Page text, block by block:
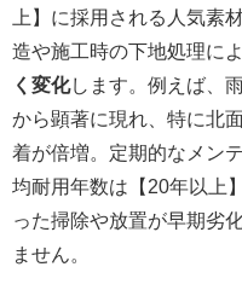
上】に採用される人気素
造や施工時の下地処理に
く変化します。例えば、
から顕著に現れ、特に北
着が倍増。定期的なメン
均耐用年数は【20年以上
った掃除や放置が早期劣
ません。